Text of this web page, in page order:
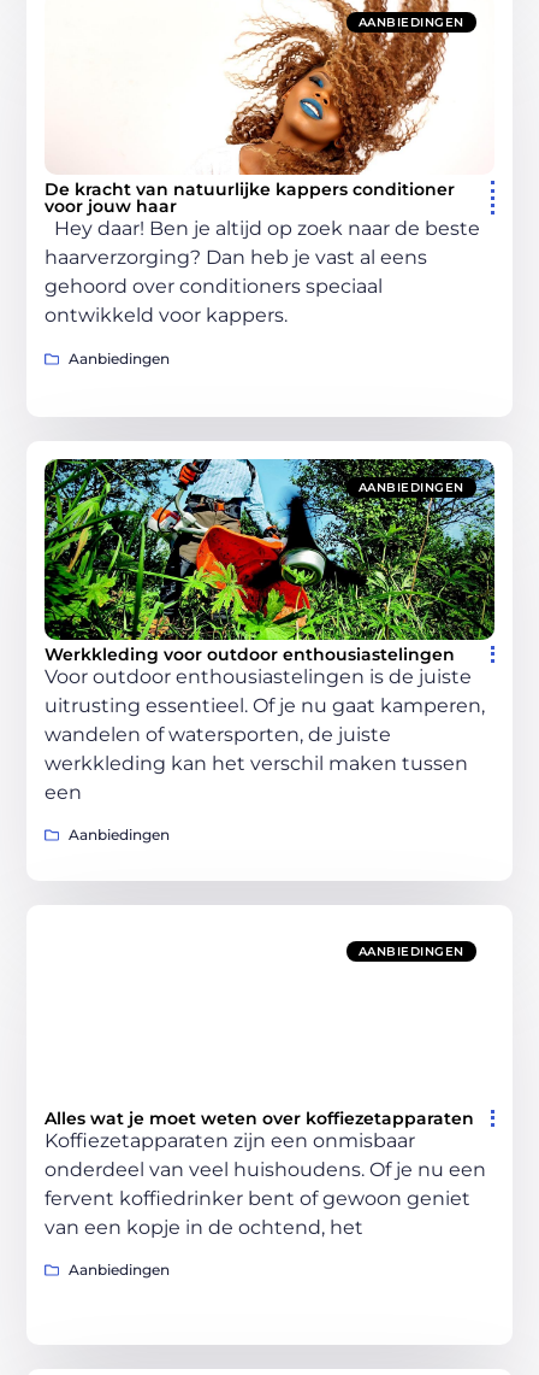
AANBIEDINGEN
De kracht van natuurlijke kappers conditioner
voor jouw haar
Hey daar! Ben je altijd op zoek naar de beste
haarverzorging? Dan heb je vast al eens
gehoord over conditioners speciaal
ontwikkeld voor kappers.
Aanbiedingen
AANBIEDINGEN
Werkkleding voor outdoor enthousiastelingen
Voor outdoor enthousiastelingen is de juiste
uitrusting essentieel. Of je nu gaat kamperen,
wandelen of watersporten, de juiste
werkkleding kan het verschil maken tussen
een
Aanbiedingen
AANBIEDINGEN
Alles wat je moet weten over koffiezetapparaten
Koffiezetapparaten zijn een onmisbaar
onderdeel van veel huishoudens. Of je nu een
fervent koffiedrinker bent of gewoon geniet
van een kopje in de ochtend, het
Aanbiedingen